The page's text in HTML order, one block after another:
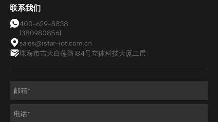
联系我们
400-629-8838
13809808561
sales@istar-iot.com.cn
珠海市吉大白莲路184号立体科技大厦二层